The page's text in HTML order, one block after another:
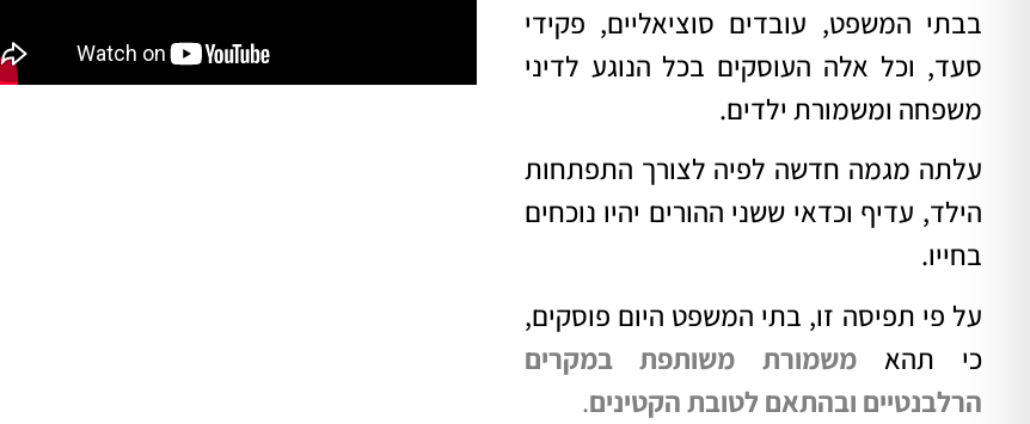
בבתי המשפט, עובדים סוציאליים, פקידי
סעד, וכל אלה העוסקים בכל הנוגע לדיני
משפחה ומשמורת ילדים.
עלתה מגמה חדשה לפיה לצורך התפתחות
הילד, עדיף וכדאי ששני ההורים יהיו נוכחים
בחייו.
על פי תפיסה זו, בתי המשפט היום פוסקים,
כי תהא משמורת משותפת במקרים
הרלבנטיים ובהתאם לטובת הקטינים.